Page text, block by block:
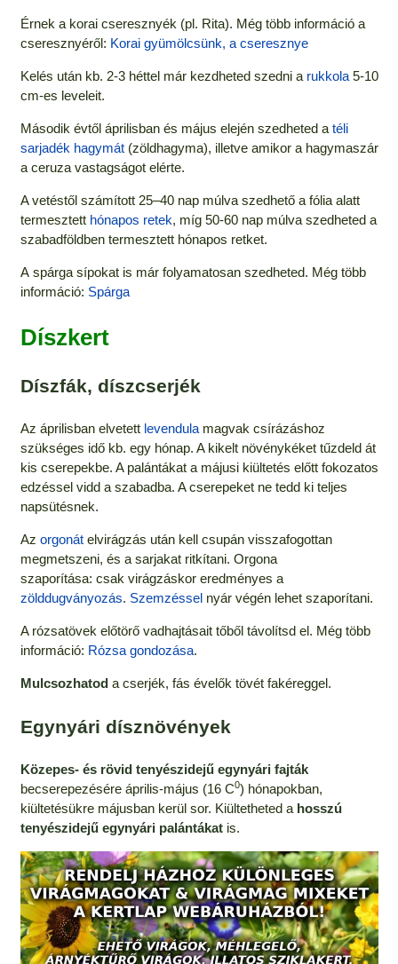
Érnek a korai cseresznyék (pl. Rita). Még több információ a
cseresznyéről: Korai gyümölcsünk, a cseresznye
Kelés után kb. 2-3 héttel már kezdheted szedni a rukkola5-10
cm-es leveleit.
Második évtől áprilisban és május elején szedheted a téli
sarjadék hagymát(zöldhagyma), illetve amikor a hagymaszár
a ceruza vastagságot elérte.
A vetéstől számított 25–40 nap múlva szedhető a fólia alatt
termesztett hónapos retek, míg 50-60 nap múlva szedheted a
szabadföldben termesztett hónapos retket.
A spárga sípokat is már folyamatosan szedheted. Még több
információ: Spárga
Díszkert
Díszfák, díszcserjék
Az áprilisban elvetett levendulamagvak csírázáshoz
szükséges idő kb. egy hónap. A kikelt növénykéket tűzdeld át
kis cserepekbe. A palántákat a májusi kiültetés előtt fokozatos
edzéssel vidd a szabadba. A cserepeket ne tedd ki teljes
napsütésnek.
Az orgonátelvirágzás után kell csupán visszafogottan
megmetszeni, és a sarjakat ritkítani. Orgona
szaporítása: csak virágzáskor eredményes a
zölddugványozás. Szemzésselnyár végén lehet szaporítani.
A rózsatövek előtörő vadhajtásait tőből távolítsd el. Még több
információ: Rózsa gondozása.
Mulcsozhatoda cserjék, fás évelők tövét fakéreggel.
Egynyári dísznövények
Közepes- és rövid tenyészidejű egynyári fajták
becserepezésére április-május (16 C0) hónapokban,
kiültetésükre májusban kerül sor. Kiültetheted a hosszú
tenyészidejű egynyári palántákatis.